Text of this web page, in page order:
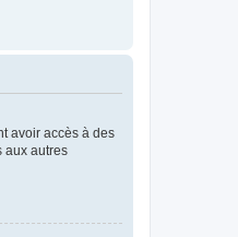
avoir accès à des
aux autres